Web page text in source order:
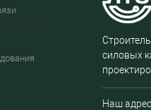
силовых
Наш